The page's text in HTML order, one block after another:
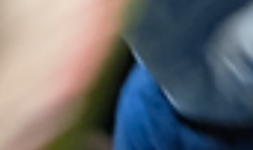
cookies propias y de terceros con fines analíticos y de
cookies" se entiende que ha sido informado y acepta la